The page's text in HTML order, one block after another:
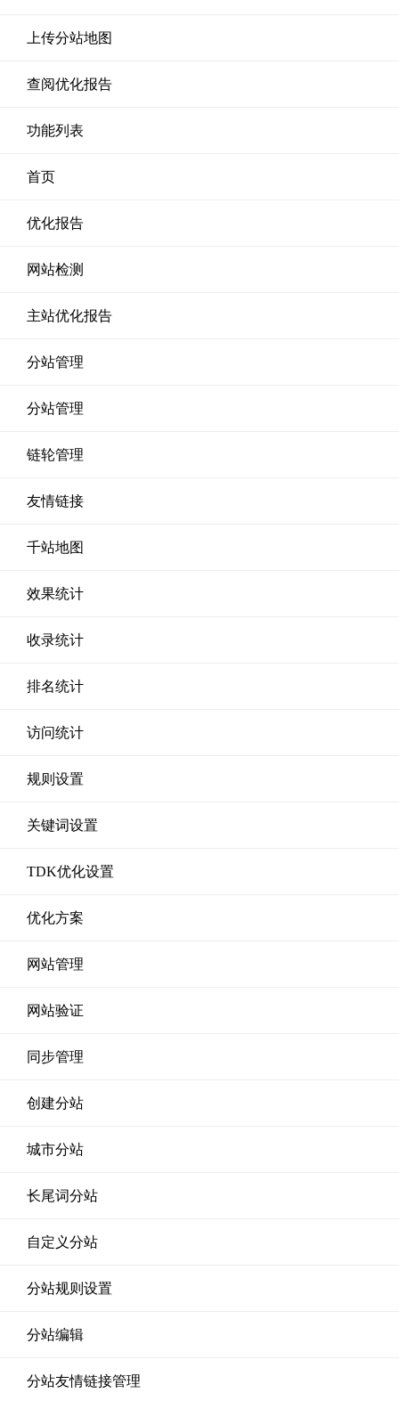
上传分站地图
查阅优化报告
功能列表
首页
优化报告
网站检测
主站优化报告
分站管理
分站管理
链轮管理
友情链接
千站地图
效果统计
收录统计
排名统计
访问统计
规则设置
关键词设置
TDK优化设置
优化方案
网站管理
网站验证
同步管理
创建分站
城市分站
长尾词分站
自定义分站
分站规则设置
分站编辑
分站友情链接管理